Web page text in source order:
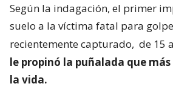
Según la indagación, el primer
suelo a la víctima fatal para
recientemente capturado, de 15
le propinó la puñalada que
la vida.